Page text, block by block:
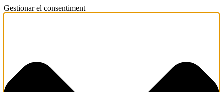
Gestionar el consentiment